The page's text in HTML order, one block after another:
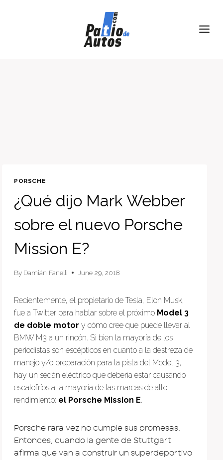
PORSCHE
¿Qué dijo Mark Webber
sobre el nuevo Porsche
Mission E?
By Damián Fanelli June 29, 2018
Recientemente, el propietario de Tesla, Elon Musk,
fue a Twitter para hablar sobre el próximo Model 3
de doble motor y cómo cree que puede llevar al
BMW M3 a un rincón. Si bien la mayoría de los
periodistas son escépticos en cuanto a la destreza de
manejo y/o preparación para la pista del Model 3,
hay un sedán eléctrico que debería estar causando
escalofríos a la mayoría de las marcas de alto
rendimiento: el Porsche Mission E.
Porsche rara vez no cumple sus promesas.
Entonces, cuando la gente de Stuttgart
afirma que van a construir un superdeportivo